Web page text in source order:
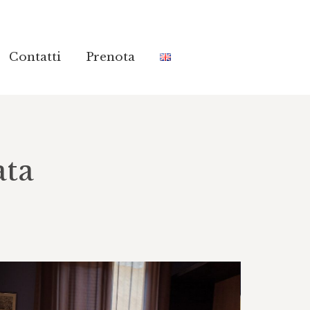
Contatti Prenota
Contatti Prenota